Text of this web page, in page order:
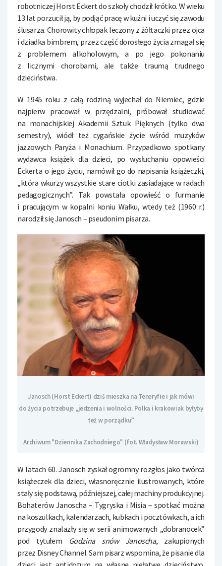
robotniczej Horst Eckert do szkoły chodził krótko. W wieku
13 lat porzucił ją, by podjąć pracę w kuźni i uczyć się zawodu
ślusarza. Chorowity chłopak leczony z żółtaczki przez ojca
i dziadka bimbrem, przez część dorosłego życia zmagał się
z problemem alkoholowym, a po jego pokonaniu
z licznymi chorobami, ale także traumą trudnego
dzieciństwa.
W 1945 roku z całą rodziną wyjechał do Niemiec, gdzie
najpierw pracował w przędzalni, próbował studiować
na monachijskiej Akademii Sztuk Pięknych (tylko dwa
semestry), wiódł też cygańskie życie wśród muzyków
jazzowych Paryża i Monachium. Przypadkowo spotkany
wydawca książek dla dzieci, po wysłuchaniu opowieści
Eckerta o jego życiu, namówił go do napisania książeczki,
„która wkurzy wszystkie stare ciotki zasiadające w radach
pedagogicznych”. Tak powstała opowieść o furmanie
i pracującym w kopalni koniu Wałku, wtedy też (1960 r.)
narodził się Janosch – pseudonim pisarza.
Janosch (Horst Eckert) dziś mieszka na Teneryfie i jak mówi
do życia potrzebuje „jedzenia i wolności. Polka i krakowiak byłyby
też w porządku”
Archiwum "Dziennika Zachodniego" (fot. Władysław Morawski)
W latach 60. Janosch zyskał ogromny rozgłos jako twórca
książeczek dla dzieci, własnoręcznie ilustrowanych, które
stały się podstawą, późniejszej, całej machiny produkcyjnej.
Bohaterów Janoscha – Tygryska i Misia – spotkać można
na koszulkach, kalendarzach, kubkach i pocztówkach, a ich
przygody znalazły się w serii animowanych „dobranocek”
pod tytułem
Godzina snów Janoscha, zakupionych
przez Disney Channel. Sam pisarz wspomina, że pisanie dla